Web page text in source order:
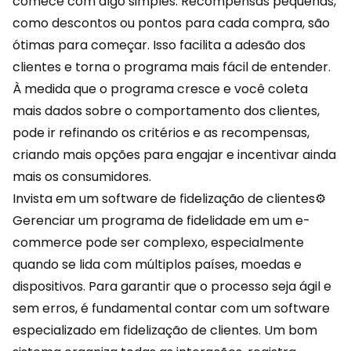
como descontos ou pontos para cada compra, são
ótimas para começar. Isso facilita a adesão dos
clientes e torna o programa mais fácil de entender.
À medida que o programa cresce e você coleta
maisdadossobre o comportamento dos clientes,
pode ir refinando os critérios e as recompensas,
criando mais opções para engajar e incentivar ainda
mais os consumidores.
Invista em um software de fidelização de clientes⚙️
Gerenciar um programa de fidelidade em um e-
commerce pode ser complexo, especialmente
quando se lida com múltiplos países, moedas e
dispositivos. Para garantir que o processo seja ágil e
sem erros, é fundamental contar com um software
especializado em fidelização de clientes. Um bom